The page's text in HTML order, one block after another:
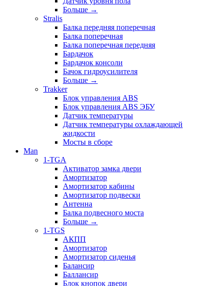
Больше →
Stralis
Балка передняя поперечная
Балка поперечная
Балка поперечная передняя
Бардачок
Бардачок консоли
Бачок гидроусилителя
Больше →
Trakker
Блок управления ABS
Блок управления ABS ЭБУ
Датчик температуры
Датчик температуры охлаждающей
жидкости
Мосты в сборе
Man
1-TGA
Активатор замка двери
Амортизатор
Амортизатор кабины
Амортизатор подвески
Антенна
Балка подвесного моста
Больше →
1-TGS
АКПП
Амортизатор
Амортизатор сиденья
Балансир
Баллансир
Блок кнопок двери